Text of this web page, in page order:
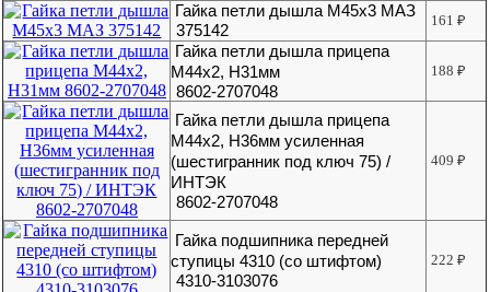
Гайка петли дышла М45х3 МАЗ
375142
161₽
Гайка петли дышла прицепа
М44х2, H31мм
8602-2707048
188₽
Гайка петли дышла прицепа
М44х2, H36мм усиленная
(шестигранник под ключ 75) /
ИНТЭК
8602-2707048
409₽
Гайка подшипника передней
ступицы 4310 (со штифтом)
4310-3103076
222₽